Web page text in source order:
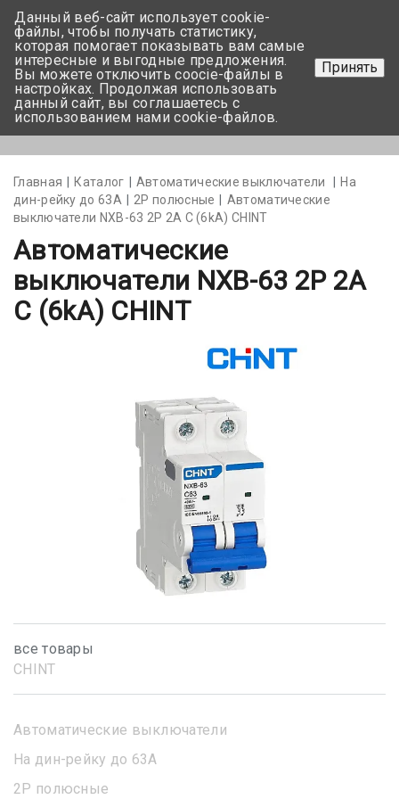
+375 17-350-99-56
+375 44-752-82-08
Задать вопрос
Главная Каталог Автоматические выключатели
На
дин-рейку до 63А
2Р полюсные
Автоматические
выключатели NXB-63 2P 2A С (6kA) CHINT
Автоматические
выключатели NXB-63 2P 2A
С (6kA) CHINT
все товары
CHINT
Автоматические выключатели
На дин-рейку до 63А
2Р полюсные
Данный веб-сайт использует cookie-
файлы, чтобы получать статистику,
которая помогает показывать вам самые
интересные и выгодные предложения.
Вы можете отключить coocie-файлы в
настройках. Продолжая использовать
данный сайт, вы соглашаетесь с
использованием нами cookie-файлов.
Принять